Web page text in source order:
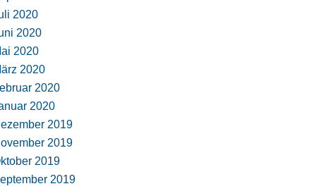
2020
2020
2020
2020
2020
2020
2019
2019
2019
2019